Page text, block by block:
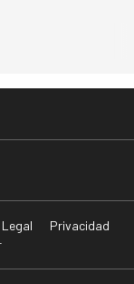
Privacidad